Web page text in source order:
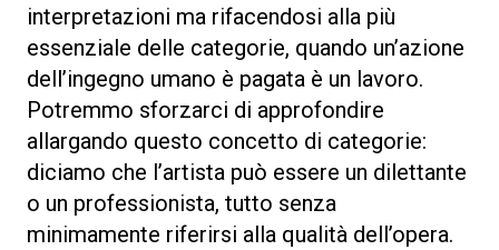
interpretazioni ma rifacendosi alla più
essenziale delle categorie, quando un’azione
dell’ingegno umano è pagata è un lavoro.
Potremmo sforzarci di approfondire
allargando questo concetto di categorie:
diciamo che l’artista può essere un dilettante
o un professionista, tutto senza
minimamente riferirsi alla qualità dell’opera.